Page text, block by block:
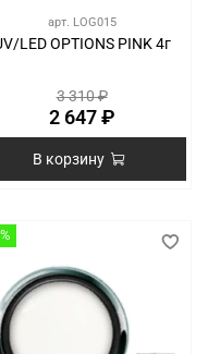
арт. LOG015
UV/LED OPTIONS PINK 4г
3 310 ₽
2 647 ₽
В корзину